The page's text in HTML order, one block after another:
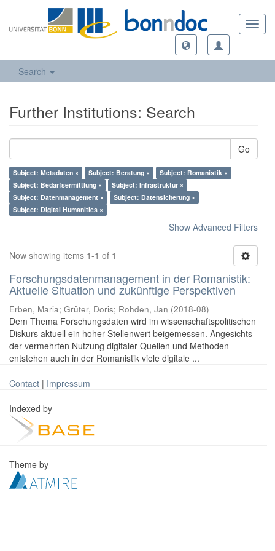
Search
Further Institutions: Search
Go
Subject: Metadaten × Subject: Beratung ×
Subject: Romanistik ×
Subject: Bedarfsermittlung ×
Subject: Infrastruktur ×
Subject: Datenmanagement ×
Subject: Datensicherung ×
Subject: Digital Humanities ×
Show Advanced Filters
Now showing items 1-1 of 1
Forschungsdatenmanagement in der Romanistik:
Aktuelle Situation und zukünftige Perspektiven
Erben, Maria; Grüter, Doris; Rohden, Jan (2018-08)
Dem Thema Forschungsdaten wird im wissenschaftspolitischen
Diskurs aktuell ein hoher Stellenwert beigemessen. Angesichts
der vermehrten Nutzung digitaler Quellen und Methoden
entstehen auch in der Romanistik viele digitale ...
Contact | Impressum
Indexed by
Theme by